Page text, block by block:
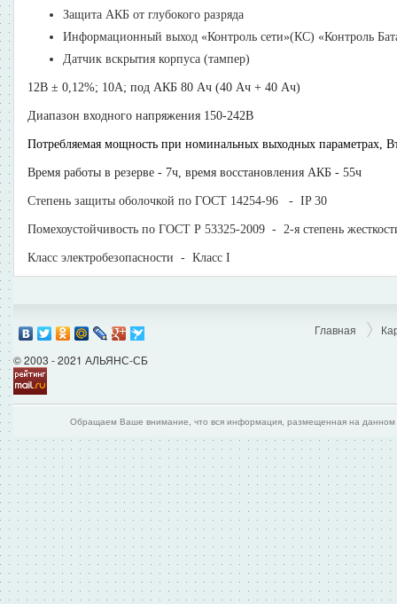
Защита АКБ от глубокого разряда
Информационный выход «Контроль сети»(КС) «Контроль
Датчик вскрытия корпуса (тампер)
12В ± 0,12%; 10А; под АКБ 80 Ач (40 Ач + 40 Ач)
Диапазон входного напряжения 150-242В
Потребляемая мощность при номинальных выходных параметрах,
Время работы в резерве - 7ч, время восстановления АКБ - 55ч
Степень защиты оболочкой по ГОСТ 14254-96 - IP 30
Помехоустойчивость по ГОСТ Р 53325-2009 - 2-я степень
Класс электробезопасности - Класс I
© 2003 - 2021 АЛЬЯНС-СБ
Главная
Обращаем Ваше внимание, что вся информация, размещенная на данном